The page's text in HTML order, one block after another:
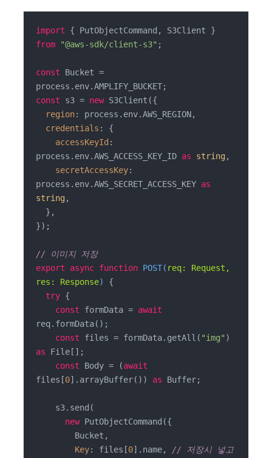
import
from
"@aws-sdk/client-s3" ;
const Bucket =
const s3 = new S3Client({
region: process.env.AWS_REGION,
credentials : {
accessKeyId :
process.env.AWS_ACCESS_KEY_ID as string,
secretAccessKey:
process.env.AWS_SECRET_ACCESS_KEY as
string,
});
// 이미지 저장
export
async function POST( req: Request,
res: Response) {
try {
const formData = await
req.formData();
const files = formData.getAll( "img"
as File[];
const Body = (await
files[0].arrayBuffer()) as Buffer;
new PutObjectCommand({
Key: files[0].name, // 저장시 넣고